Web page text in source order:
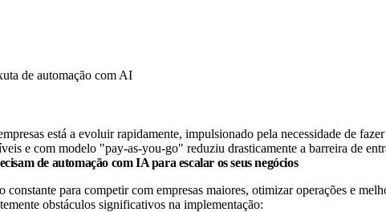
de automação com AI
está a evoluir rapidamente, impulsionado pela necessidade de
e com modelo "pay-as-you-go" reduziu drasticamente a barreira de
de automação com IA para escalar os seus negócios
constante para competir com empresas maiores, otimizar operações e
obstáculos significativos na implementação: